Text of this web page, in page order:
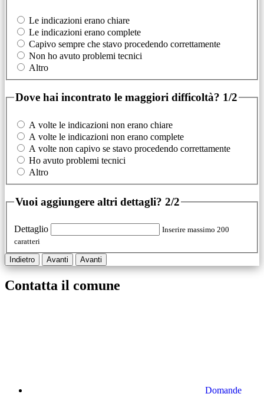
Le indicazioni erano chiare
Le indicazioni erano complete
Capivo sempre che stavo procedendo correttamente
Non ho avuto problemi tecnici
Altro
Dove hai incontrato le maggiori difficoltà? 1/2
A volte le indicazioni non erano chiare
A volte le indicazioni non erano complete
A volte non capivo se stavo procedendo correttamente
Ho avuto problemi tecnici
Altro
Vuoi aggiungere altri dettagli? 2/2
Dettaglio
Inserire massimo 200
caratteri
Indietro Avanti Avanti
Contatta il comune
Domande